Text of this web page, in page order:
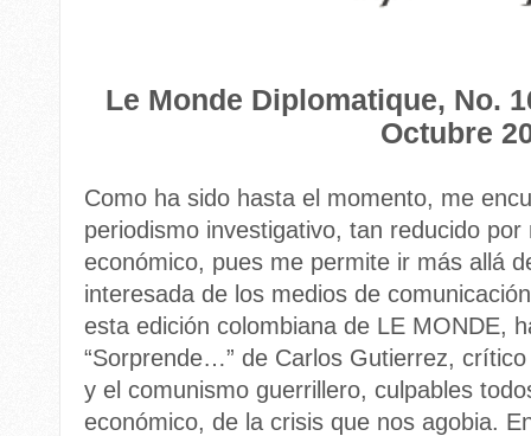
Le Monde Diplomatique, No.
Octubre
Como ha sido hasta el momento, me
periodismo investigativo, tan reducido
económico, pues me permite ir más allá
interesada de los medios de
esta edición colombiana de LE MONDE,
“Sorprende…” de Carlos Gutierrez,
y el comunismo guerrillero, culpables
económico, de la crisis que nos agobia.